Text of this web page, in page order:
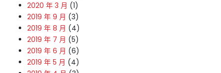
2020 年 3 月 (1)
2019 年 9 月 (3)
2019 年 8 月 (4)
2019 年 7 月 (5)
2019 年 6 月 (6)
2019 年 5 月 (4)